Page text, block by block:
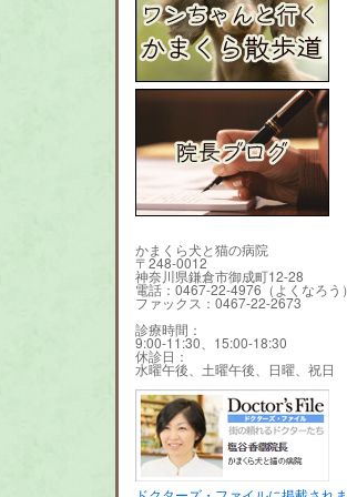
かまくら犬と猫の病院
〒248-0012
神奈川県鎌倉市御成町12-28
電話：0467-22-4976（よくなろう
ファックス：0467-22-2673
診療時間：
9:00-11:30、15:00-18:30
休診日：
水曜午後、土曜午後、日曜、祝日